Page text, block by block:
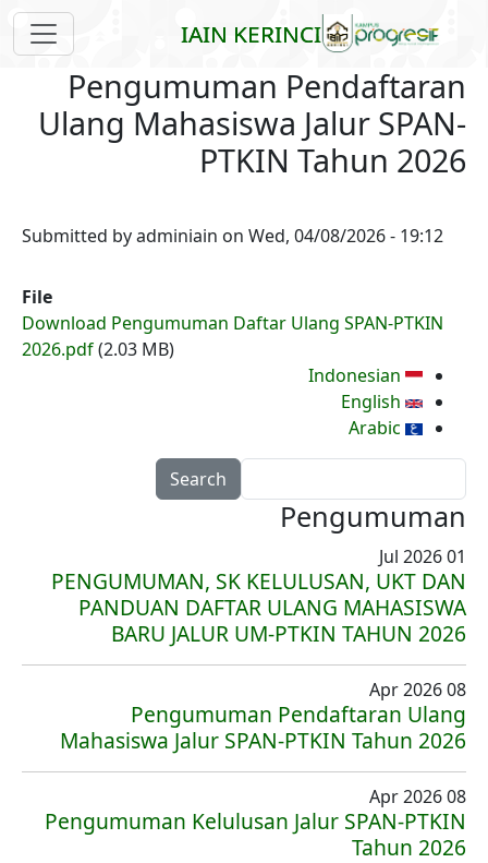
Skip to main content
IAIN KERINCI
Pengumuman Pendaftaran
Ulang Mahasiswa Jalur SPAN-
PTKIN Tahun 2026
Submitted byadminiain on Wed, 04/08/2026 - 19:12
File
Download Pengumuman Daftar Ulang SPAN-PTKIN
2026.pdf(2.03 MB)
Pengumuman
01 Jul 2026
PENGUMUMAN, SK KELULUSAN, UKT DAN
PANDUAN DAFTAR ULANG MAHASISWA
BARU JALUR UM-PTKIN TAHUN 2026
08 Apr 2026
Pengumuman Pendaftaran Ulang
Mahasiswa Jalur SPAN-PTKIN Tahun 2026
08 Apr 2026
Pengumuman Kelulusan Jalur SPAN-PTKIN
Tahun 2026